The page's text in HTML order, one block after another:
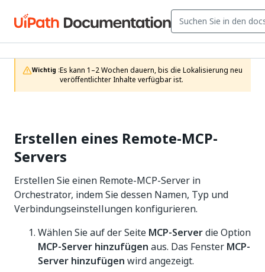
Wichtig :Es kann 1–2 Wochen dauern, bis die Lokalisierung neu
veröffentlichter Inhalte verfügbar ist.
Erstellen eines Remote-MCP-
Servers
Erstellen Sie einen Remote-MCP-Server in
Orchestrator, indem Sie dessen Namen, Typ und
Verbindungseinstellungen konfigurieren.
Wählen Sie auf der Seite MCP-Serverdie Option
MCP-Server hinzufügen aus. Das Fenster MCP-
Server hinzufügen wird angezeigt.